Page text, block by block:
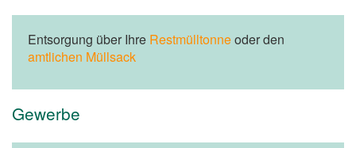
Entsorgung über Ihre Restmülltonneoder den
amtlichen Müllsack
Gewerbe